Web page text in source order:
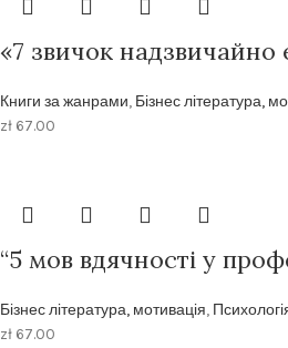
«7 звичок
Книги за жанрами, Бізнес література,
zł 67.00
“5 мов вдячності у
Бізнес література, мотивація,
zł 67.00